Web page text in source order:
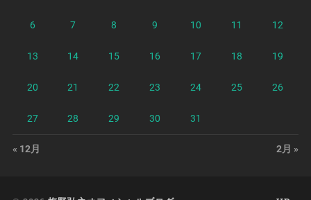
6 7 8 9 10 11 12
13 14 15 16 17 18 19
20 21 22 23 24 25 26
27 28 29 30 31
« 12月 2月 »